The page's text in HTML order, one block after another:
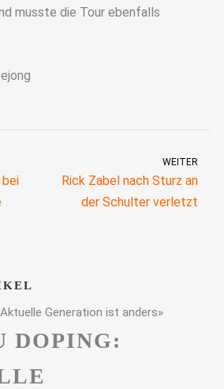
musste die Tour ebenfalls
WEITER
Rick Zabel nach Sturz an
der Schulter verletzt
DOPING: